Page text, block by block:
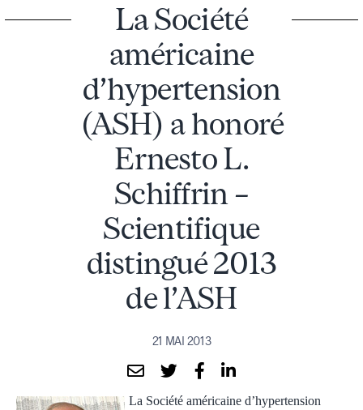
La Société
américaine
d’hypertension
(ASH) a honoré
Ernesto L.
Schiffrin –
Scientifique
distingué 2013
de l’ASH
21 MAI 2013
La Société américaine d’hypertension